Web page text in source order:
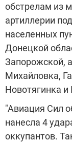
обстрелам из
артиллерии
населенных
Донецкой
Запорожской,
Михайловка,
Новотягинка и
"Авиация Сил
нанесла 4
оккупантов.